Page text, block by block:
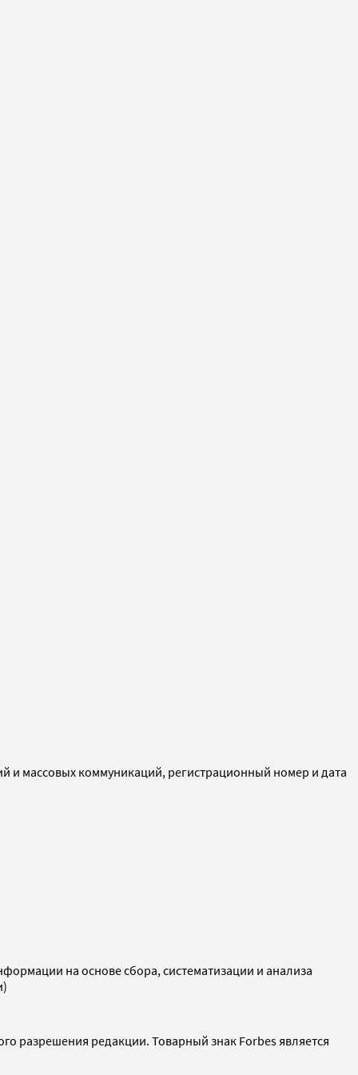
и массовых коммуникаций, регистрационный номер и дата
на основе сбора, систематизации и анализа
разрешения редакции. Товарный знак Forbes является